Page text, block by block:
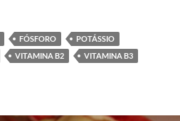
FÓSFORO
POTÁSSIO
VITAMINA B2
VITAMINA B3